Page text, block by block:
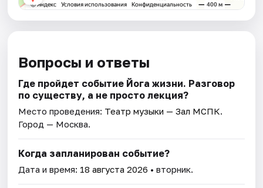
Вопросы и ответы
Где пройдет событие Йога жизни. Разговор
по существу, а не просто лекция?
Место проведения: Театр музыки — Зал МСПК.
Город — Москва.
Когда запланирован событие?
Дата и время: 18 августа 2026 • вторник.